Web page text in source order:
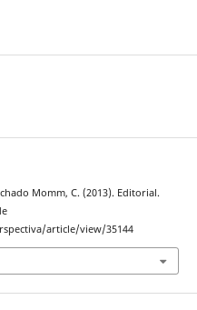
Momm, C. (2013). Editorial.
article/view/35144